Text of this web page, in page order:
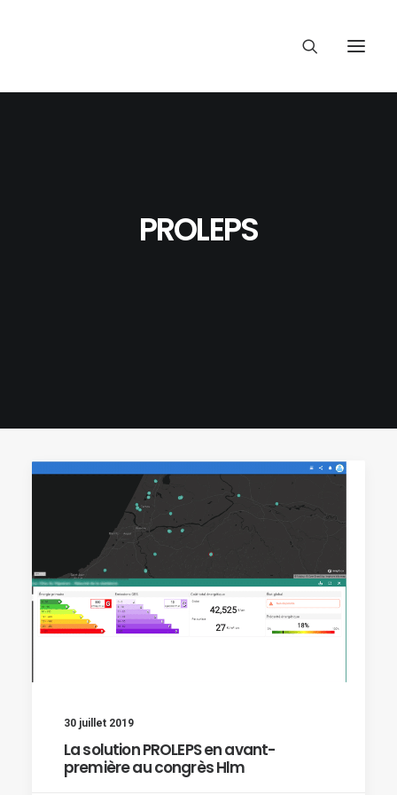
PROLEPS
30 juillet 2019
La solution PROLEPS en avant-
première au congrès Hlm